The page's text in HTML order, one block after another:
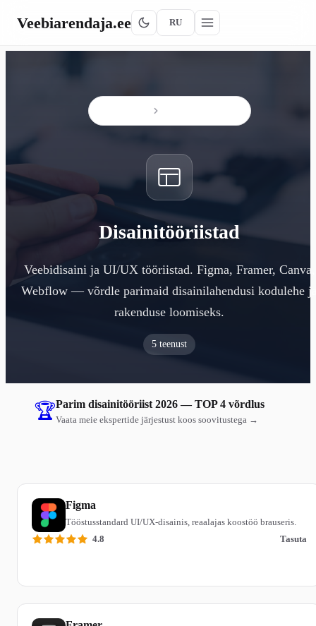
Veebiarendaja.ee RU
Disainitööriistad
Veebidisaini ja UI/UX tööriistad. Figma, Framer, Canva,
Webflow — võrdle parimaid disainilahendusi kodulehe
rakenduse loomiseks.
5 teenust
🏆Parim disainitööriist 2026 — TOP 4 võrdlus
Vaata meie ekspertide järjestust koos soovitustega →
Figma
Tööstusstandard UI/UX-disainis, reaalajas koostöö brauseris.
4.8
Tasuta